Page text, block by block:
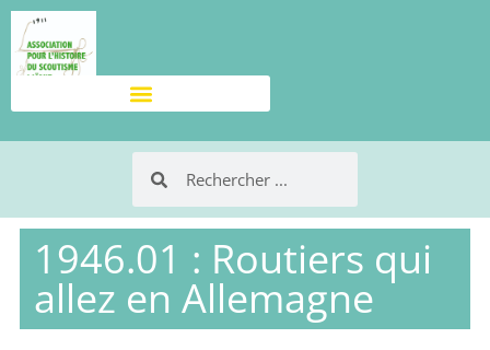
1946.01 : Routiers qui
allez en Allemagne